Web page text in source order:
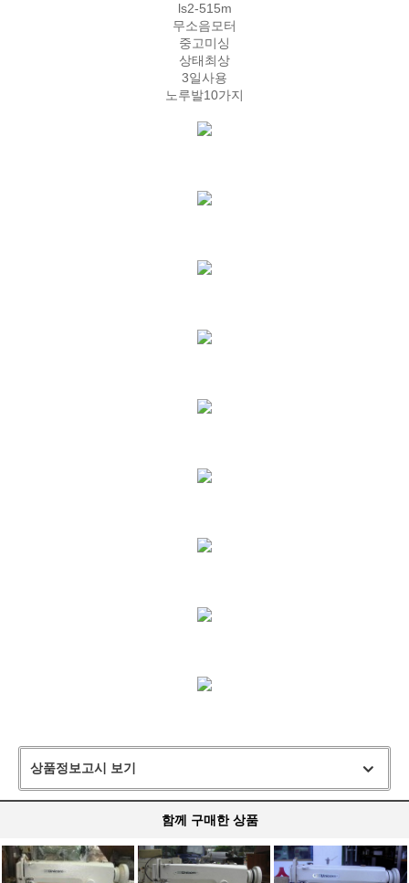
ls2-515m
무소음모터
중고미싱
상태최상
3일사용
노루발10가지
상품정보고시 보기
함께 구매한 상품